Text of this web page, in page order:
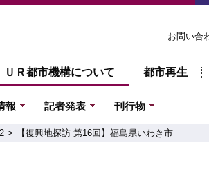
お問い合
ＵＲ都市機構について 都市再生
報 記者発表 刊行物
【復興地探訪 第16回】福島県いわき市